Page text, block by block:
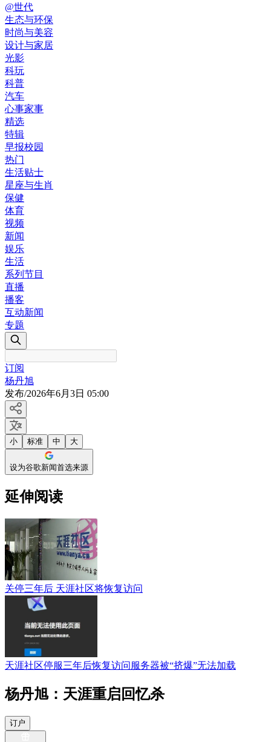
@世代
生态与环保
时尚与美容
设计与家居
光影
科玩
科普
汽车
心事家事
精选
特辑
早报校园
热门
生活贴士
星座与生肖
保健
体育
视频
新闻
娱乐
生活
系列节目
直播
播客
互动新闻
专题
订阅
杨丹旭
发布/2026年6月3日 05:00
小 标准 中 大
设为谷歌新闻首选来源
延伸阅读
关停三年后 天涯社区将恢复访问
天涯社区停服三年后恢复访问服务器被“挤爆”无法加载
杨丹旭：天涯重启回忆杀
订户